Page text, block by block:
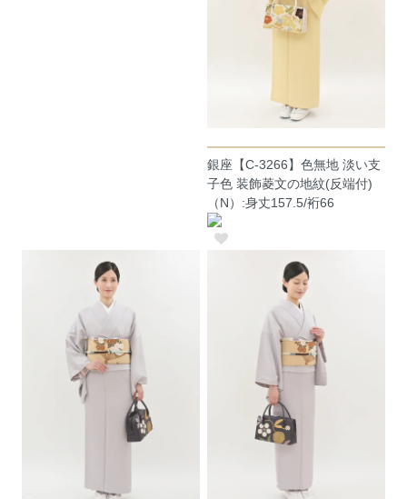
銀座【C-3266】色無地 淡い支
子色 装飾菱文の地紋(反端付)
（N）:身丈157.5/裄66